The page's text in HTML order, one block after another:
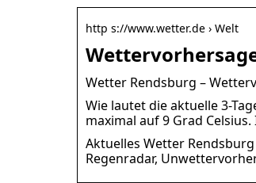
http s://www.wetter.de › Welt
Wetter Rendsburg –
Wie lautet die aktuelle 3-
maximal auf 9 Grad
Aktuelles Wetter
Regenradar,